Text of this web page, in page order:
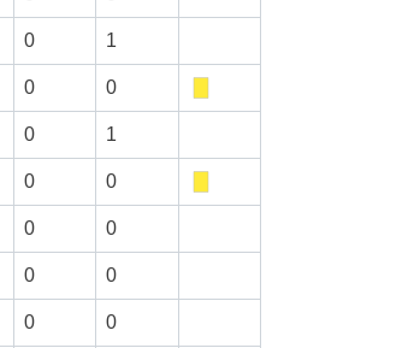
0 1
0 0
0 1
0 0
0 0
0 0
0 0